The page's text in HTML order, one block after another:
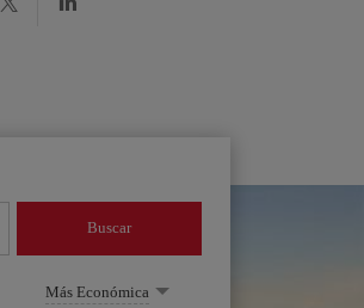
Buscar
Más Económica